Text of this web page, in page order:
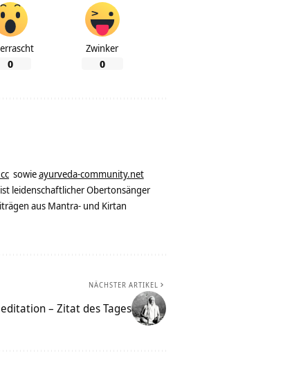
0
Zwinker
0
sowieayurveda-community.net
leidenschaftlicher Obertonsänger
aus Mantra- und Kirtan
NÄCHSTER ARTIKEL
– Zitat des Tages